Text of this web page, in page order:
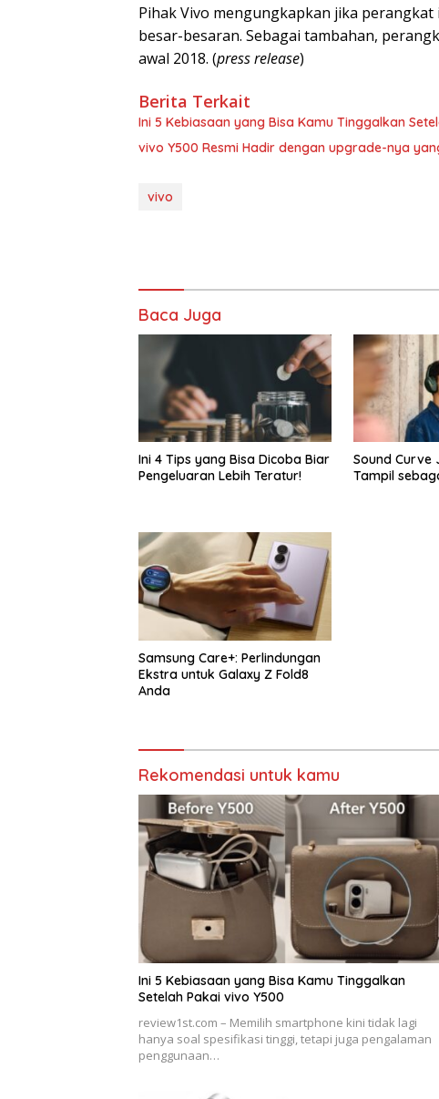
Pihak Vivo mengungkapkan jika
besar-besaran. Sebagai tambahan,
awal 2018. (press release)
Berita Terkait
Ini 5 Kebiasaan yang Bisa Kamu Tinggalkan
vivo Y500 Resmi Hadir dengan upgrade-nya
vivo
Baca Juga
Ini 4 Tips yang Bisa Dicoba Biar
Pengeluaran Lebih Teratur!
Sound Curve
Tampil
Samsung Care+: Perlindungan
Ekstra untuk Galaxy Z Fold8
Anda
Rekomendasi untuk kamu
Ini 5 Kebiasaan yang Bisa Kamu Tinggalkan
Setelah Pakai vivo Y500
review1st.com – Memilih smartphone kini tidak lagi
hanya soal spesifikasi tinggi, tetapi juga pengalaman
penggunaan…